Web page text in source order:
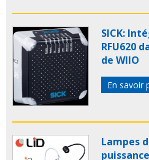
SICK:
RFU620
de WIIO
En savoir
Lampes
puissance